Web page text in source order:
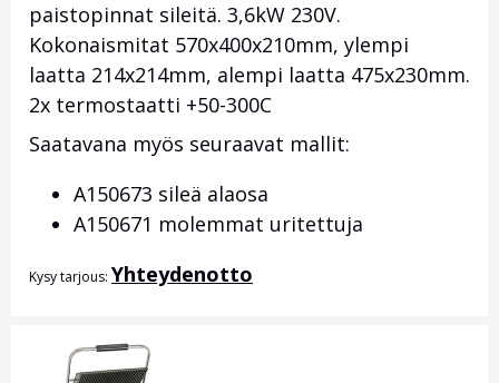
paistopinnat sileitä. 3,6kW 230V.
Kokonaismitat 570x400x210mm, ylempi
laatta 214x214mm, alempi laatta 475x230mm.
2x termostaatti +50-300C
Saatavana myös seuraavat mallit:
A150673 sileä alaosa
A150671 molemmat uritettuja
Kysy tarjous: Yhteydenotto